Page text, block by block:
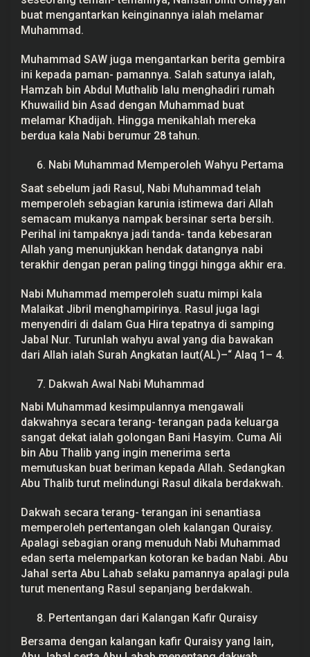
buat mengantarkan keinginannya ialah melamar
Muhammad.
Muhammad SAW juga mengantarkan berita gembira
ini kepada paman- pamannya. Salah satunya ialah,
Hamzah bin Abdul Muthalib lalu menghadiri rumah
Khuwailid bin Asad dengan Muhammad buat
melamar Khadijah. Hingga menikahlah mereka
berdua kala Nabi berumur 28 tahun.
Nabi Muhammad Memperoleh Wahyu Pertama
Saat sebelum jadi Rasul, Nabi Muhammad telah
memperoleh sebagian karunia istimewa dari Allah
semacam mukanya nampak bersinar serta bersih.
Perihal ini tampaknya jadi tanda- tanda kebesaran
Allah yang menunjukkan hendak datangnya nabi
terakhir dengan peran paling tinggi hingga akhir era.
Nabi Muhammad memperoleh suatu mimpi kala
Malaikat Jibril menghampirinya. Rasul juga lagi
menyendiri di dalam Gua Hira tepatnya di samping
Jabal Nur. Turunlah wahyu awal yang dia bawakan
dari Allah ialah Surah Angkatan laut(AL)–“ Alaq 1– 4.
Dakwah Awal Nabi Muhammad
Nabi Muhammad kesimpulannya mengawali
dakwahnya secara terang- terangan pada keluarga
sangat dekat ialah golongan Bani Hasyim. Cuma Ali
bin Abu Thalib yang ingin menerima serta
memutuskan buat beriman kepada Allah. Sedangkan
Abu Thalib turut melindungi Rasul dikala berdakwah.
Dakwah secara terang- terangan ini senantiasa
memperoleh pertentangan oleh kalangan Quraisy.
Apalagi sebagian orang menuduh Nabi Muhammad
edan serta melemparkan kotoran ke badan Nabi. Abu
Jahal serta Abu Lahab selaku pamannya apalagi pula
turut menentang Rasul sepanjang berdakwah.
Pertentangan dari Kalangan Kafir Quraisy
Bersama dengan kalangan kafir Quraisy yang lain,